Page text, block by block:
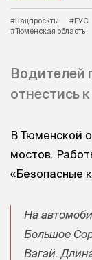
#нацпроекты #ГУС
#Тюменская область
Водителей
отнестись
В Тюменской
мостов.
«Безопасные
На
Большое
Вагай.